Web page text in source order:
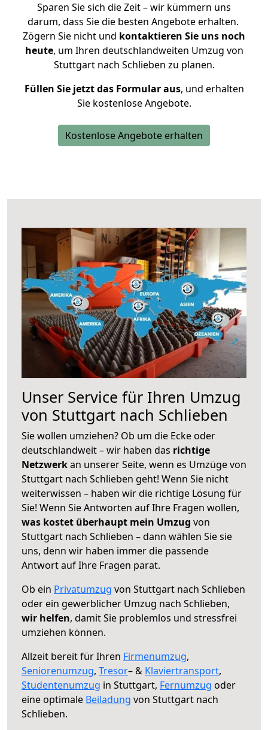
Sparen Sie sich die Zeit – wir kümmern uns
darum, dass Sie die besten Angebote erhalten.
Zögern Sie nicht und kontaktieren Sie uns noch
heute, um Ihren deutschlandweiten Umzug von
Stuttgart nach Schlieben zu planen.
Füllen Sie jetzt das Formular aus, und erhalten
Sie kostenlose Angebote.
Kostenlose Angebote erhalten
Unser Service für Ihren Umzug
von Stuttgart nach Schlieben
Sie wollen umziehen? Ob um die Ecke oder
deutschlandweit – wir haben das richtige
Netzwerkan unserer Seite, wenn es Umzüge von
Stuttgart nach Schlieben geht! Wenn Sie nicht
weiterwissen – haben wir die richtige Lösung für
Sie! Wenn Sie Antworten auf Ihre Fragen wollen,
was kostet überhaupt mein Umzug von
Stuttgart nach Schlieben – dann wählen Sie sie
uns, denn wir haben immer die passende
Antwort auf Ihre Fragen parat.
Ob ein Privatumzug von Stuttgart nach Schlieben
oder ein gewerblicher Umzug nach Schlieben,
wir helfen, damit Sie problemlos und stressfrei
umziehen können.
Allzeit bereit für Ihren Firmenumzug,
Seniorenumzug, Tresor– & Klaviertransport,
Studentenumzug in Stuttgart, Fernumzug oder
eine optimale Beiladung von Stuttgart nach
Schlieben.